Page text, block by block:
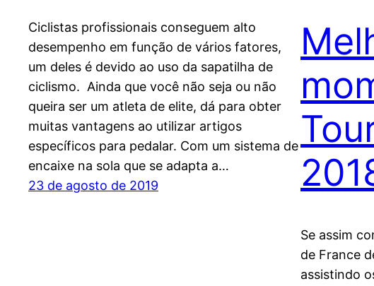
Ciclistas profissionais conseguem alto
desempenho em função de vários fatores,
um deles é devido ao uso da sapatilha de
ciclismo. Ainda que você não seja ou não
queira ser um atleta de elite, dá para obter
muitas vantagens ao utilizar artigos
específicos para pedalar. Com um sistema de
encaixe na sola que se adapta a…
23 de agosto de 2019
Se assim
de France
assistindo